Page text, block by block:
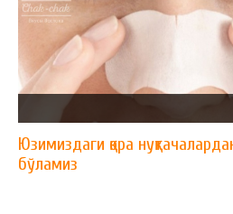
Юзимиздаги қора
бўламиз